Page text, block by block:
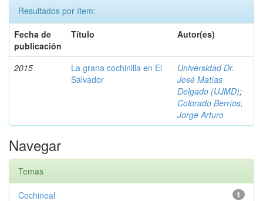
Resultados por ítem:
Fecha de
publicación
Título Autor(es)
2015
La grana cochinilla en El
Salvador
Universidad Dr.
José Matías
Delgado (UJMD);
Colorado Berríos,
Jorge Arturo
Navegar
Temas
1
Cochineal